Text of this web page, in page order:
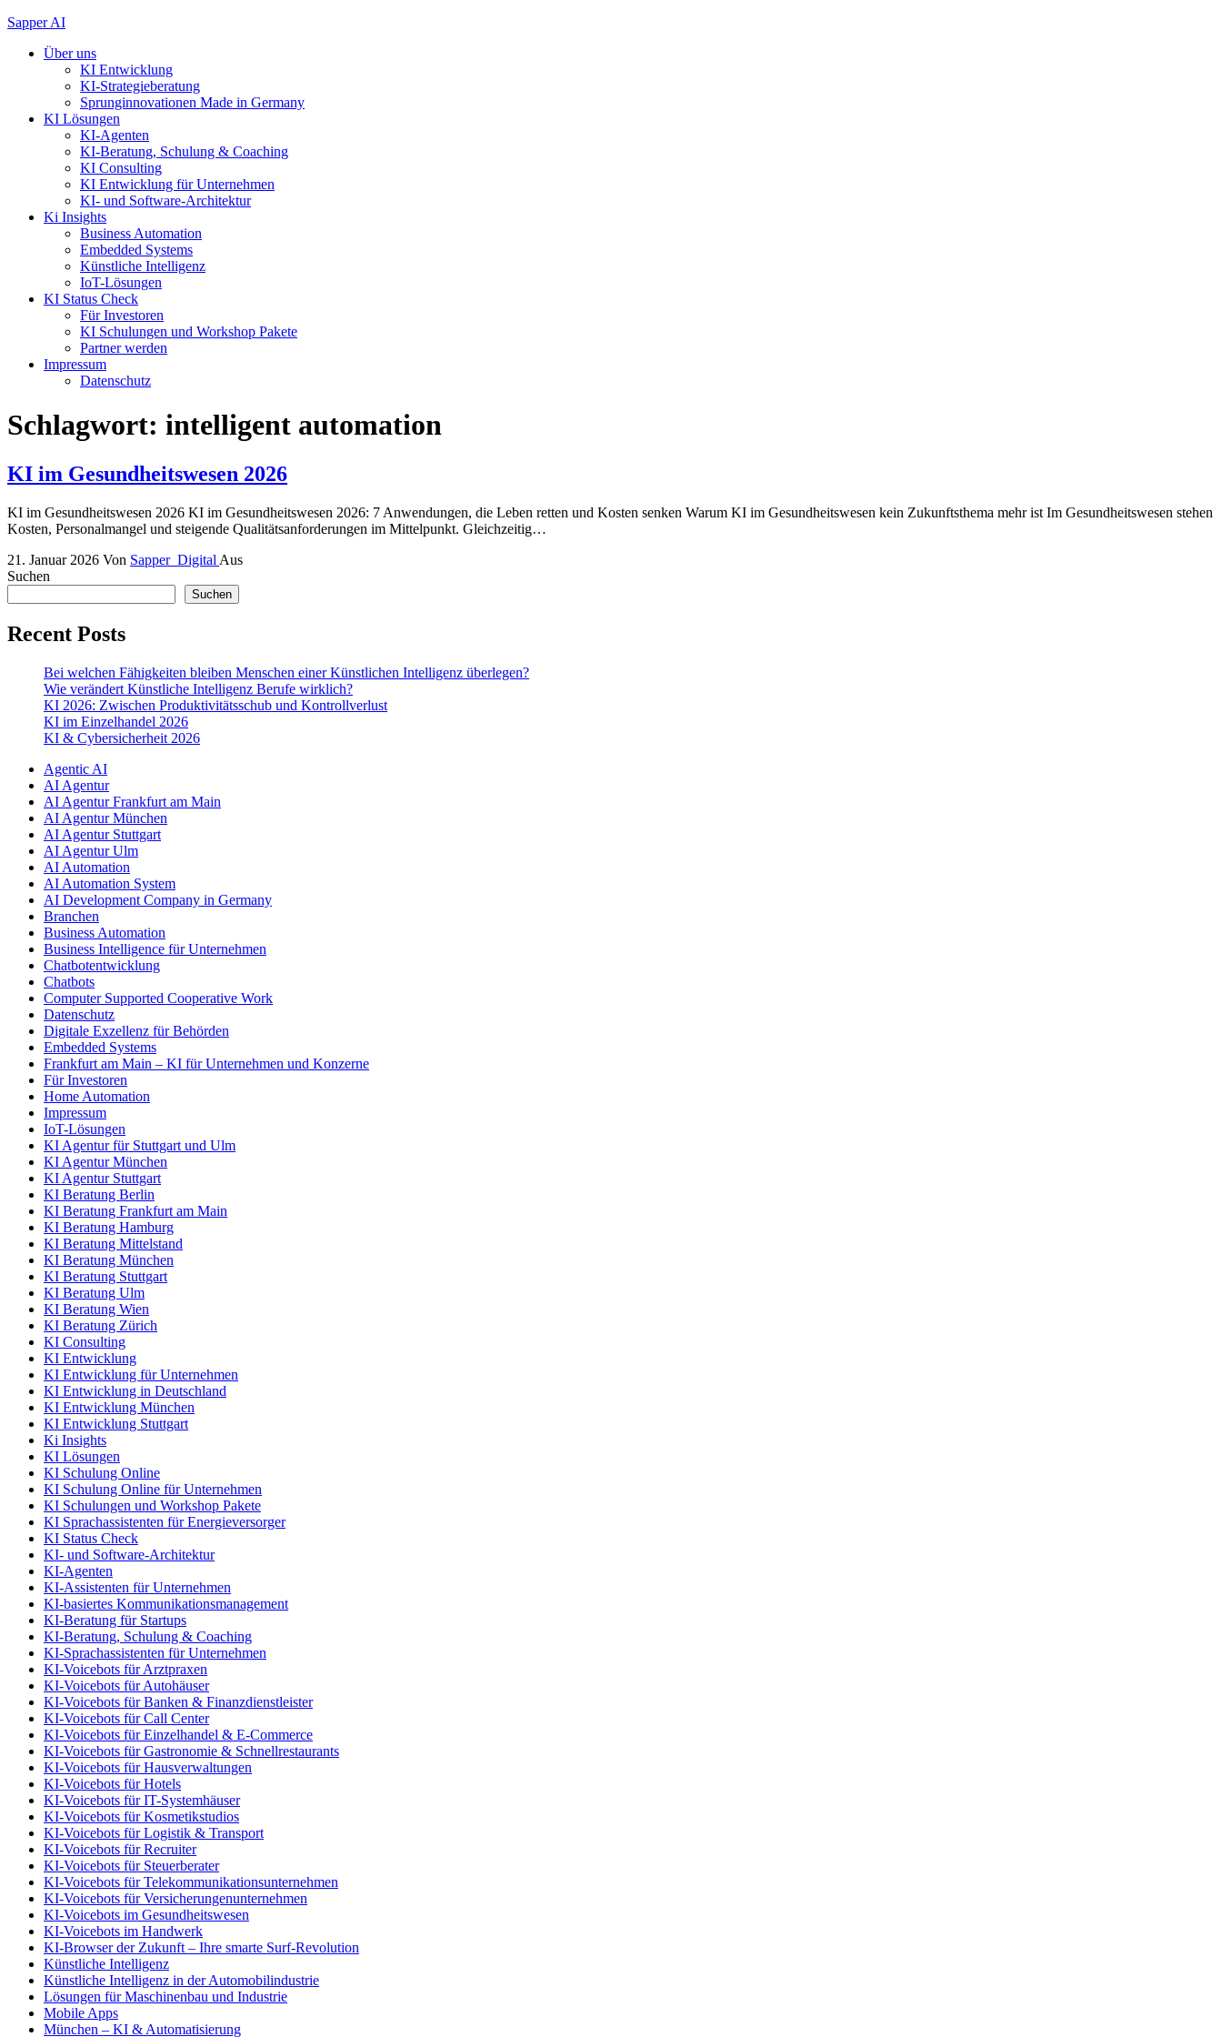
Zum
springen
Sapper AI
Über uns
KI Entwicklung
KI-Strategieberatung
Sprunginnovationen Made in Germany
KI Lösungen
KI-Agenten
KI-Beratung, Schulung & Coaching
KI Consulting
KI Entwicklung für Unternehmen
KI- und Software-Architektur
Ki Insights
Business Automation
Embedded Systems
Künstliche Intelligenz
IoT-Lösungen
KI Status Check
Für Investoren
KI Schulungen und Workshop Pakete
Partner werden
Impressum
Datenschutz
Schlagwort: intelligent automation
KI im Gesundheitswesen 2026
KI im Gesundheitswesen 2026 KI im Gesundheitswesen 2026: 7 Anwendungen, die Leben retten und Kosten senken Warum KI im Gesundheitswesen kein Zukunftsthema mehr ist Im Gesundheitswesen stehen
Kosten, Personalmangel und steigende Qualitätsanforderungen im Mittelpunkt. Gleichzeitig…
21. Januar 2026 Von Sapper_Digital Aus
Suchen
Suchen
Recent Posts
Bei welchen Fähigkeiten bleiben Menschen einer Künstlichen Intelligenz überlegen?
Wie verändert Künstliche Intelligenz Berufe wirklich?
KI 2026: Zwischen Produktivitätsschub und Kontrollverlust
KI im Einzelhandel 2026
KI & Cybersicherheit 2026
Agentic AI
AI Agentur
AI Agentur Frankfurt am Main
AI Agentur München
AI Agentur Stuttgart
AI Agentur Ulm
AI Automation
AI Automation System
AI Development Company in Germany
Branchen
Business Automation
Business Intelligence für Unternehmen
Chatbotentwicklung
Chatbots
Computer Supported Cooperative Work
Datenschutz
Digitale Exzellenz für Behörden
Embedded Systems
Frankfurt am Main – KI für Unternehmen und Konzerne
Für Investoren
Home Automation
Impressum
IoT-Lösungen
KI Agentur für Stuttgart und Ulm
KI Agentur München
KI Agentur Stuttgart
KI Beratung Berlin
KI Beratung Frankfurt am Main
KI Beratung Hamburg
KI Beratung Mittelstand
KI Beratung München
KI Beratung Stuttgart
KI Beratung Ulm
KI Beratung Wien
KI Beratung Zürich
KI Consulting
KI Entwicklung
KI Entwicklung für Unternehmen
KI Entwicklung in Deutschland
KI Entwicklung München
KI Entwicklung Stuttgart
Ki Insights
KI Lösungen
KI Schulung Online
KI Schulung Online für Unternehmen
KI Schulungen und Workshop Pakete
KI Sprachassistenten für Energieversorger
KI Status Check
KI- und Software-Architektur
KI-Agenten
KI-Assistenten für Unternehmen
KI-basiertes Kommunikationsmanagement
KI-Beratung für Startups
KI-Beratung, Schulung & Coaching
KI-Sprachassistenten für Unternehmen
KI-Voicebots für Arztpraxen
KI-Voicebots für Autohäuser
KI-Voicebots für Banken & Finanzdienstleister
KI-Voicebots für Call Center
KI-Voicebots für Einzelhandel & E-Commerce
KI-Voicebots für Gastronomie & Schnellrestaurants
KI-Voicebots für Hausverwaltungen
KI-Voicebots für Hotels
KI-Voicebots für IT-Systemhäuser
KI-Voicebots für Kosmetikstudios
KI-Voicebots für Logistik & Transport
KI-Voicebots für Recruiter
KI-Voicebots für Steuerberater
KI-Voicebots für Telekommunikationsunternehmen
KI-Voicebots für Versicherungenunternehmen
KI-Voicebots im Gesundheitswesen
KI-Voicebots im Handwerk
KI‑Browser der Zukunft – Ihre smarte Surf‑Revolution
Künstliche Intelligenz
Künstliche Intelligenz in der Automobilindustrie
Lösungen für Maschinenbau und Industrie
Mobile Apps
München – KI & Automatisierung